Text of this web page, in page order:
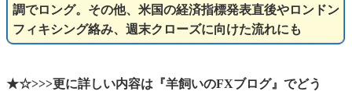
調でロング。その他、米国の経済指標発表直後やロンドン
フィキシング絡み、週末クローズに向けた流れにも
★☆>>>更に詳しい内容は『羊飼いのFXブログ』でどう